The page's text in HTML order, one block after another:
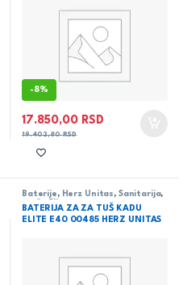
-8%
17.850,00 RSD
19.402,80RSD
Baterije , Herz Unitas , Sanitarija,
serija Elite
BATERIJA ZA ZA TUŠ KADU
ELITE E40 00485 HERZ UNITAS